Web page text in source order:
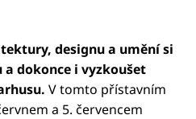
designu a umění si
dokonce i vyzkoušet
V tomto přístavním
a 5. červencem